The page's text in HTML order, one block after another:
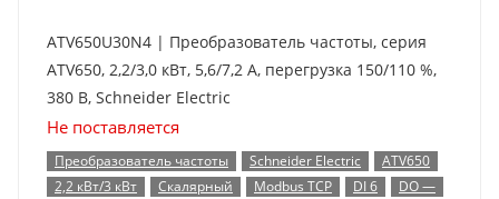
ATV650U30N4 | Преобразователь частоты, серия
ATV650, 2,2/3,0 кВт, 5,6/7,2 А, перегрузка 150/110 %,
380 В, Schneider Electric
Не поставляется
Преобразователь частоты Schneider Electric
ATV650
2,2 кВт/3 кВт
Скалярный Modbus TCP DI 6
DO —